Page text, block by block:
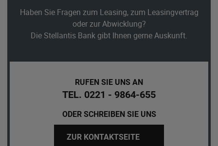
Haben Sie Fragen zum Leasing, zum Leasingvertrag
oder zur Abwicklung?
Die Stellantis Bank gibt Ihnen gerne Auskunft.
RUFEN SIE UNS AN
TEL. 0221 - 9864-655
ODER SCHREIBEN SIE UNS
ZUR KONTAKTSEITE